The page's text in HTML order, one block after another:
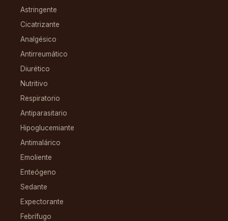
Astringente
Cicatrizante
Analgésico
Antirreumático
Diurético
Nutritivo
Respiratorio
Antiparasitario
Hipoglucemiante
Antimalárico
Emoliente
Enteógeno
Sedante
Expectorante
Febrífugo